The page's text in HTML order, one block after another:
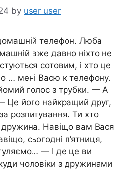
by user user
телефон. Люба
вже давно ніхто не
сотовим, і хто це
… мені Васю к телефону.
голос з трубки. — А
Це його найкращий друг,
розпитування. Ти хто
Навіщо вам Вася
сьогодні п’ятниця,
— І де це ви
чоловіки з дружинами